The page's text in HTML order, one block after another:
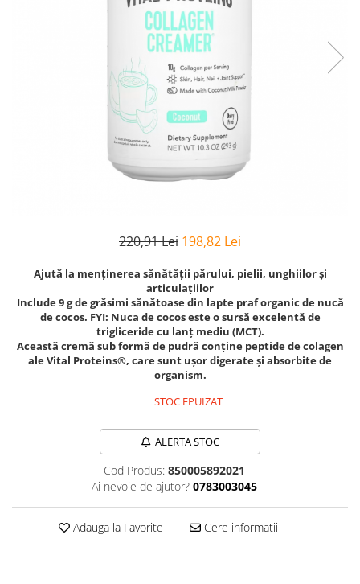
Pro Tan
Pure Nutrition USA
Purovitalis
Quicksilver Scientific
Thorne Research
Vital Nutrients
220,91 Lei 198,82 Lei
Ajută la menținerea sănătății părului, pielii, unghiilor și
articulațiilor
Include 9 g de grăsimi sănătoase din lapte praf organic de nucă
de cocos. FYI: Nuca de cocos este o sursă excelentă de
trigliceride cu lanț mediu (MCT).
Această cremă sub formă de pudră conține peptide de colagen
ale Vital Proteins®, care sunt ușor digerate și absorbite de
organism.
STOC EPUIZAT
ALERTA STOC
Cod Produs: 850005892021
Ai nevoie de ajutor? 0783003045
Adauga la Favorite Cere informatii